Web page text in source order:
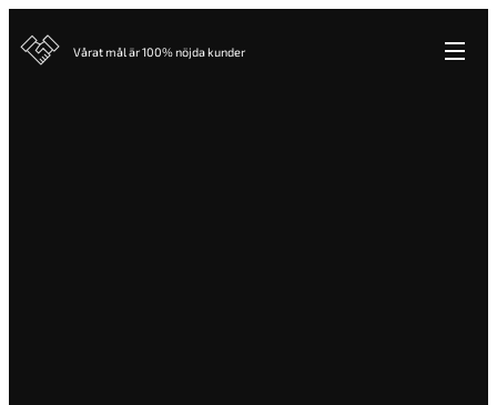
Vårat mål är 100% nöjda kunder